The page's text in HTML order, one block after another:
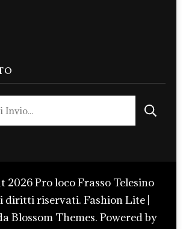
2026Pro loco Frasso Telesino
diritti riservati. Fashion Lite |
Blossom Themes. Powered by